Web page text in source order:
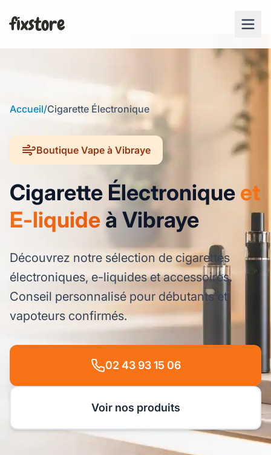
fixstore
Accueil/Cigarette Électronique
Boutique Vape à Vibraye
Cigarette Électronique et
E-liquide à Vibraye
Découvrez notre sélection de cigarettes
électroniques, e-liquides et accessoires.
Conseil personnalisé pour débutants et
vapoteurs confirmés.
02 43 93 15 06
Voir nos produits